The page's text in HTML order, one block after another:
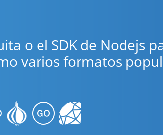
o el SDK de Nodejs
varios formatos